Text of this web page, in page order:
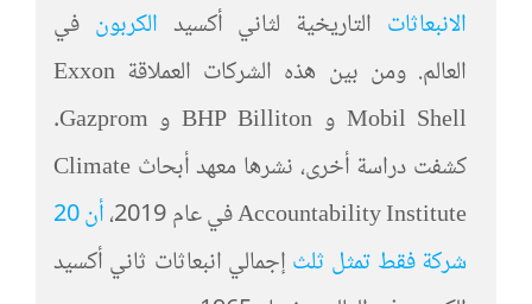
الانبعاثات التاريخية لثاني أكسيد الكربون في
العالم. ومن بين هذه الشركات العملاقة Exxon
Mobil Shell و BHP Billiton و Gazprom.
كشفت دراسة أخرى، نشرها معهد أبحاث Climate
Accountability Institute في عام 2019،
أن20
شركة فقط تمثل ثلث إجمالي انبعاثات ثاني أكسيد